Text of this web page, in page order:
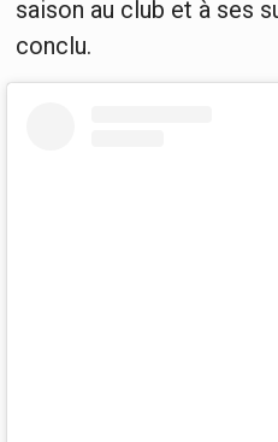
saison au club et à ses
conclu.